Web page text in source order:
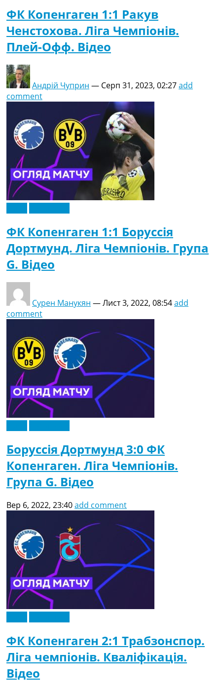
ФК Копенгаген 1:1 Ракув
Ченстохова. Ліга Чемпіонів.
Плей-Офф. Відео
Андрій Чуприн — Серп 31, 2023, 02:27add
comment
ФК Копенгаген 1:1 Боруссія
Дортмунд. Ліга Чемпіонів. Група
G. Відео
Сурен Манукян —Лист 3, 2022, 08:54add
comment
Боруссія Дортмунд 3:0 ФК
Копенгаген. Ліга Чемпіонів.
Група G. Відео
Вер 6, 2022, 23:40add comment
ФК Копенгаген 2:1 Трабзонспор.
Ліга чемпіонів. Кваліфікація.
Відео